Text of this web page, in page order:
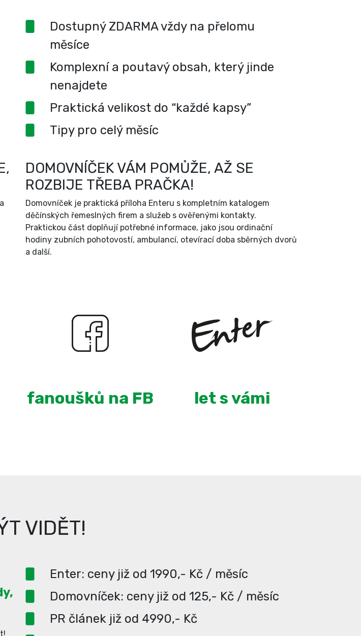
Dostupný ZDARMA vždy na přelomu
měsíce
Komplexní a poutavý obsah, který jinde
nenajdete
Praktická velikost do “každé kapsy”
Tipy pro celý měsíc
DOMOVNÍČEK VÁM POMŮŽE, AŽ SE
ROZBIJE TŘEBA PRAČKA!
Domovníček je praktická příloha Enteru s kompletním katalogem
děčínských řemeslných firem a služeb s ověřenými kontakty.
Praktickou část doplňují potřebné informace, jako jsou ordinační
hodiny zubních pohotovostí, ambulancí, otevírací doba sběrných dvorů
a další.
fanoušků na FB let s vámi
VIDĚT!
Enter: ceny již od 1990,- Kč / měsíc
Domovníček: ceny již od 125,- Kč / měsíc
PR článek již od 4990,- Kč